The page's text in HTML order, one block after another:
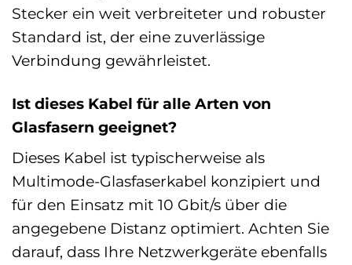
Stecker ein weit verbreiteter und robuster
Standard ist, der eine zuverlässige
Verbindung gewährleistet.
Ist dieses Kabel für alle Arten von
Glasfasern geeignet?
Dieses Kabel ist typischerweise als
Multimode-Glasfaserkabel konzipiert und
für den Einsatz mit 10 Gbit/s über die
angegebene Distanz optimiert. Achten Sie
darauf, dass Ihre Netzwerkgeräte ebenfalls